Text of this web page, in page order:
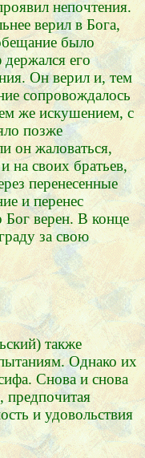
непочтения.
верил в Бога,
было
его
Он верил и, тем
сопровождалось
же искушением, с
позже
он жаловаться,
на своих братьев,
перенесенные
и перенес
Бог верен. В конце
за свою
также
Однако их
Снова и снова
предпочитая
и удовольствия